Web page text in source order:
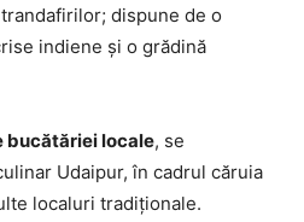
dispune de o
indiene și o grădină
bucătăriei locale, se
Udaipur, în cadrul căruia
localuri tradiționale.